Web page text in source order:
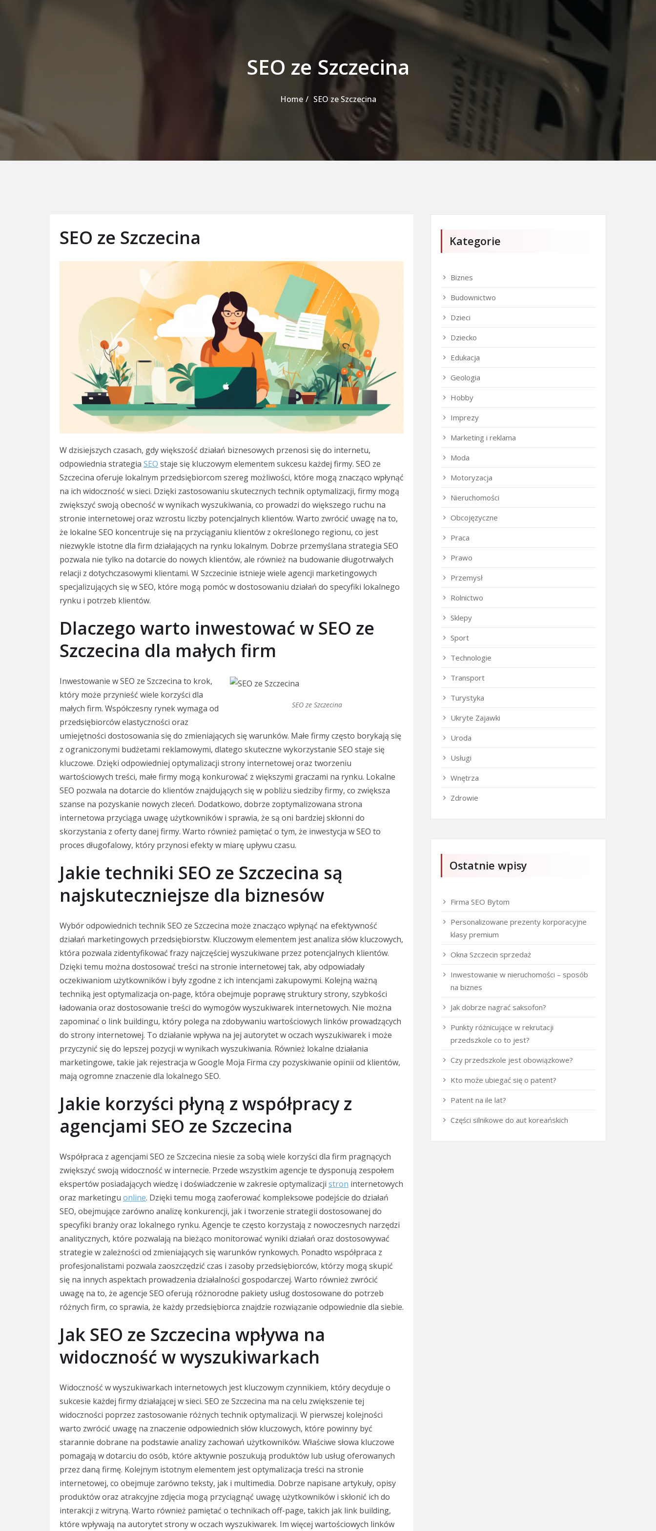
SEO ze Szczecina
Home SEO ze Szczecina
SEO ze Szczecina
W dzisiejszych czasach, gdy większość działań biznesowych przenosi się do internetu,
odpowiednia strategia SEO staje się kluczowym elementem sukcesu każdej firmy. SEO ze
Szczecina oferuje lokalnym przedsiębiorcom szereg możliwości, które mogą znacząco wpłynąć
na ich widoczność w sieci. Dzięki zastosowaniu skutecznych technik optymalizacji, firmy mogą
zwiększyć swoją obecność w wynikach wyszukiwania, co prowadzi do większego ruchu na
stronie internetowej oraz wzrostu liczby potencjalnych klientów. Warto zwrócić uwagę na to,
że lokalne SEO koncentruje się na przyciąganiu klientów z określonego regionu, co jest
niezwykle istotne dla firm działających na rynku lokalnym. Dobrze przemyślana strategia SEO
pozwala nie tylko na dotarcie do nowych klientów, ale również na budowanie długotrwałych
relacji z dotychczasowymi klientami. W Szczecinie istnieje wiele agencji marketingowych
specjalizujących się w SEO, które mogą pomóc w dostosowaniu działań do specyfiki lokalnego
rynku i potrzeb klientów.
Dlaczego warto inwestować w SEO ze
Szczecina dla małych firm
SEO ze Szczecina
Inwestowanie w SEO ze Szczecina to krok,
który może przynieść wiele korzyści dla
małych firm. Współczesny rynek wymaga od
przedsiębiorców elastyczności oraz
umiejętności dostosowania się do zmieniających się warunków. Małe firmy często borykają się
z ograniczonymi budżetami reklamowymi, dlatego skuteczne wykorzystanie SEO staje się
kluczowe. Dzięki odpowiedniej optymalizacji strony internetowej oraz tworzeniu
wartościowych treści, małe firmy mogą konkurować z większymi graczami na rynku. Lokalne
SEO pozwala na dotarcie do klientów znajdujących się w pobliżu siedziby firmy, co zwiększa
szanse na pozyskanie nowych zleceń. Dodatkowo, dobrze zoptymalizowana strona
internetowa przyciąga uwagę użytkowników i sprawia, że są oni bardziej skłonni do
skorzystania z oferty danej firmy. Warto również pamiętać o tym, że inwestycja w SEO to
proces długofalowy, który przynosi efekty w miarę upływu czasu.
Jakie techniki SEO ze Szczecina są
najskuteczniejsze dla biznesów
Wybór odpowiednich technik SEO ze Szczecina może znacząco wpłynąć na efektywność
działań marketingowych przedsiębiorstw. Kluczowym elementem jest analiza słów kluczowych,
która pozwala zidentyfikować frazy najczęściej wyszukiwane przez potencjalnych klientów.
Dzięki temu można dostosować treści na stronie internetowej tak, aby odpowiadały
oczekiwaniom użytkowników i były zgodne z ich intencjami zakupowymi. Kolejną ważną
techniką jest optymalizacja on-page, która obejmuje poprawę struktury strony, szybkości
ładowania oraz dostosowanie treści do wymogów wyszukiwarek internetowych. Nie można
zapominać o link buildingu, który polega na zdobywaniu wartościowych linków prowadzących
do strony internetowej. To działanie wpływa na jej autorytet w oczach wyszukiwarek i może
przyczynić się do lepszej pozycji w wynikach wyszukiwania. Również lokalne działania
marketingowe, takie jak rejestracja w Google Moja Firma czy pozyskiwanie opinii od klientów,
mają ogromne znaczenie dla lokalnego SEO.
Jakie korzyści płyną z współpracy z
agencjami SEO ze Szczecina
Współpraca z agencjami SEO ze Szczecina niesie za sobą wiele korzyści dla firm pragnących
zwiększyć swoją widoczność w internecie. Przede wszystkim agencje te dysponują zespołem
ekspertów posiadających wiedzę i doświadczenie w zakresie optymalizacji stron internetowych
oraz marketingu online. Dzięki temu mogą zaoferować kompleksowe podejście do działań
SEO, obejmujące zarówno analizę konkurencji, jak i tworzenie strategii dostosowanej do
specyfiki branży oraz lokalnego rynku. Agencje te często korzystają z nowoczesnych narzędzi
analitycznych, które pozwalają na bieżąco monitorować wyniki działań oraz dostosowywać
strategie w zależności od zmieniających się warunków rynkowych. Ponadto współpraca z
profesjonalistami pozwala zaoszczędzić czas i zasoby przedsiębiorców, którzy mogą skupić
się na innych aspektach prowadzenia działalności gospodarczej. Warto również zwrócić
uwagę na to, że agencje SEO oferują różnorodne pakiety usług dostosowane do potrzeb
różnych firm, co sprawia, że każdy przedsiębiorca znajdzie rozwiązanie odpowiednie dla siebie.
Jak SEO ze Szczecina wpływa na
widoczność w wyszukiwarkach
Widoczność w wyszukiwarkach internetowych jest kluczowym czynnikiem, który decyduje o
sukcesie każdej firmy działającej w sieci. SEO ze Szczecina ma na celu zwiększenie tej
widoczności poprzez zastosowanie różnych technik optymalizacji. W pierwszej kolejności
warto zwrócić uwagę na znaczenie odpowiednich słów kluczowych, które powinny być
starannie dobrane na podstawie analizy zachowań użytkowników. Właściwe słowa kluczowe
pomagają w dotarciu do osób, które aktywnie poszukują produktów lub usług oferowanych
przez daną firmę. Kolejnym istotnym elementem jest optymalizacja treści na stronie
internetowej, co obejmuje zarówno teksty, jak i multimedia. Dobrze napisane artykuły, opisy
produktów oraz atrakcyjne zdjęcia mogą przyciągnąć uwagę użytkowników i skłonić ich do
interakcji z witryną. Warto również pamiętać o technikach off-page, takich jak link building,
które wpływają na autorytet strony w oczach wyszukiwarek. Im więcej wartościowych linków
Kategorie
Biznes
Budownictwo
Dzieci
Dziecko
Edukacja
Geologia
Hobby
Imprezy
Marketing i reklama
Moda
Motoryzacja
Nieruchomości
Obcojęzyczne
Praca
Prawo
Przemysł
Rolnictwo
Sklepy
Sport
Technologie
Transport
Turystyka
Ukryte Zajawki
Uroda
Usługi
Wnętrza
Zdrowie
Ostatnie wpisy
Firma SEO Bytom
Personalizowane prezenty korporacyjne
klasy premium
Okna Szczecin sprzedaż
Inwestowanie w nieruchomości – sposób
na biznes
Jak dobrze nagrać saksofon?
Punkty różnicujące w rekrutacji
przedszkole co to jest?
Czy przedszkole jest obowiązkowe?
Kto może ubiegać się o patent?
Patent na ile lat?
Części silnikowe do aut koreańskich